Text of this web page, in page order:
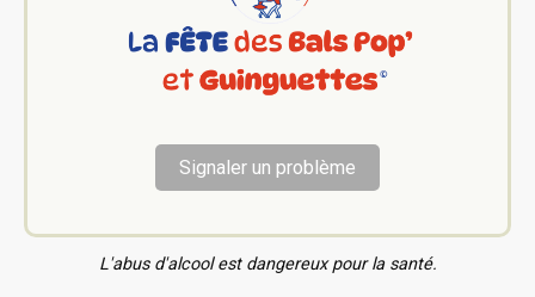
Signaler un problème
L'abus d'alcool est dangereux pour la santé.